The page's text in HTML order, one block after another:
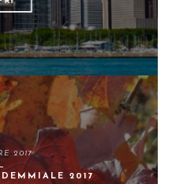
2017
2017